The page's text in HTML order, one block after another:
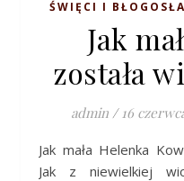
ŚWIĘCI I
Jak
została
admin / 16
Jak mała Helenka Kowalska została wielką święta?
Jak z niewielkiej